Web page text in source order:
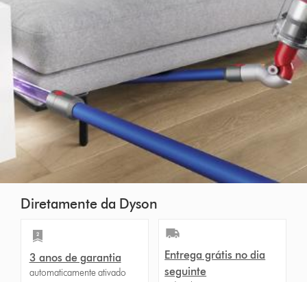
Diretamente da Dyson
3 anos de garantia
automaticamente ativado
Entrega grátis no dia
seguinte